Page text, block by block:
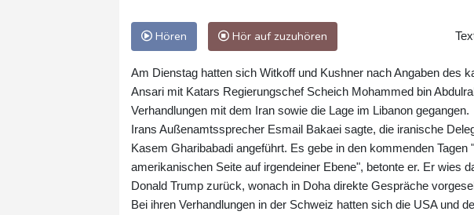
Hören Hör auf zuzuhören
Am Dienstag hatten sich Witkoff und Kushner nach Angaben des
Ansari mit Katars Regierungschef Scheich Mohammed bin
Verhandlungen mit dem Iran sowie die Lage im Libanon gegangen.
Irans Außenamtssprecher Esmail Bakaei sagte, die iranische
Kasem Gharibabadi angeführt. Es gebe in den kommenden
amerikanischen Seite auf irgendeiner Ebene", betonte er. Er wies
Donald Trump zurück, wonach in Doha direkte Gespräche
Bei ihren Verhandlungen in der Schweiz hatten sich die USA und